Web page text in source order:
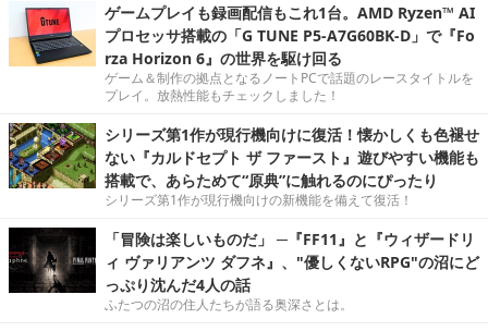
ゲームプレイも録画配信もこれ1台。AMD Ryzen™ AI
プロセッサ搭載の「G TUNE P5-A7G60BK-D」で『Fo
rza Horizon 6』の世界を駆け回る
ゲーム＆制作の拠点となるノートPCで話題のレースタイトルを
プレイ。放熱性能もチェックしました！
シリーズ第1作が現行機向けに復活！懐かしくも色褪せ
ない『カルドセプト ザ ファースト』遊びやすい機能も
搭載で、あらためて“原典”に触れるのにぴったり
シリーズ第1作が現行機向けの新機能を備えて復活！
「冒険は楽しいものだ」 ─『FF11』と『ウィザードリ
ィ ヴァリアンツ ダフネ』、"優しくないRPG"の沼にど
っぷり沈んだ4人の話
ふたつの沼の住人たちが語る奥深さとは。